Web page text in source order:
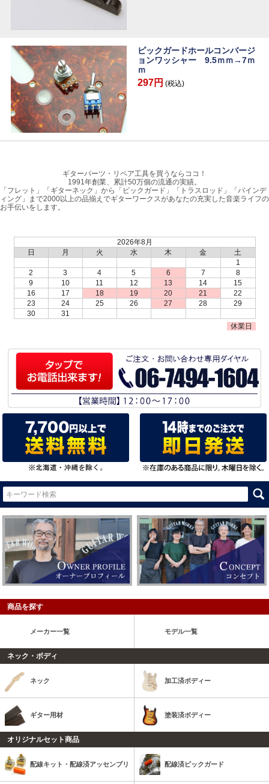
ピックガードホールコンバージ
ョンワッシャー 9.5ｍｍ→7ｍ
ｍ
297円 (税込)
ギターパーツ・リペア工具を買うならココ！
1991年創業、累計50万個の流通の実績。
「フレット」「ギターネック」から「ピックガード」「トラスロッド」「バインデ
ィング」まで2000以上の品揃えでギターワークスがあなたの充実した音楽ライフの
お手伝いをします。
2026年8月
日
月 火 水 木 金
土
1
2
3 4 5 6 7
8
9
10 11 12 13 14
15
16
17 18 19 20 21
22
23
24 25 26 27 28
29
30
31
休業日
商品を探す
メーカー一覧 モデル一覧
ネック・ボディ
ネック 加工済ボディー
ギター用材 塗装済ボディー
オリジナルセット商品
配線キット・配線済アッセンブリ 配線済ピックガード